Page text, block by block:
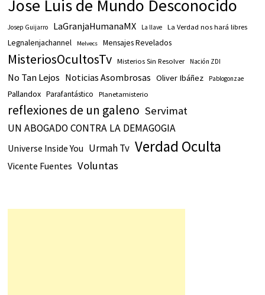
Jose Luis de Mundo Desconocido
Josep Guijarro LaGranjaHumanaMX La llave La Verdad nos hará libres
Legnalenjachannel Melvecs Mensajes Revelados
MisteriosOcultosTv Misterios Sin Resolver Nación ZDI
No Tan Lejos Noticias Asombrosas Oliver Ibáñez Pablogonzae
Pallandox Parafantástico Planetamisterio
reflexiones de un galeno Servimat
UN ABOGADO CONTRA LA DEMAGOGIA
Universe Inside You Urmah Tv Verdad Oculta
Vicente Fuentes Voluntas